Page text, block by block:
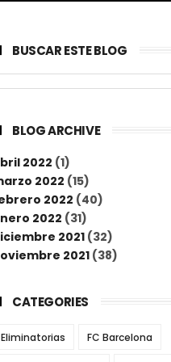
BUSCAR ESTE BLOG
BLOG ARCHIVE
2022 (1)
2022 (15)
2022 (40)
2022 (31)
2021 (32)
2021 (38)
CATEGORIES
Eliminatorias FC Barcelona